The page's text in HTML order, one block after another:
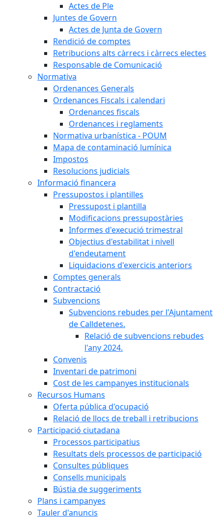
Actes de Ple
Juntes de Govern
Actes de Junta de Govern
Rendició de comptes
Retribucions alts càrrecs i càrrecs electes
Responsable de Comunicació
Normativa
Ordenances Generals
Ordenances Fiscals i calendari
Ordenances fiscals
Ordenances i reglaments
Normativa urbanística - POUM
Mapa de contaminació lumínica
Impostos
Resolucions judicials
Informació financera
Pressupostos i plantilles
Pressupost i plantilla
Modificacions pressupostàries
Informes d'execució trimestral
Objectius d'estabilitat i nivell
d'endeutament
Liquidacions d'exercicis anteriors
Comptes generals
Contractació
Subvencions
Subvencions rebudes per l'Ajuntament
de Calldetenes.
Relació de subvencions rebudes
l'any 2024.
Convenis
Inventari de patrimoni
Cost de les campanyes institucionals
Recursos Humans
Oferta pública d'ocupació
Relació de llocs de treball i retribucions
Participació ciutadana
Processos participatius
Resultats dels processos de participació
Consultes públiques
Consells municipals
Bústia de suggeriments
Plans i campanyes
Tauler d'anuncis